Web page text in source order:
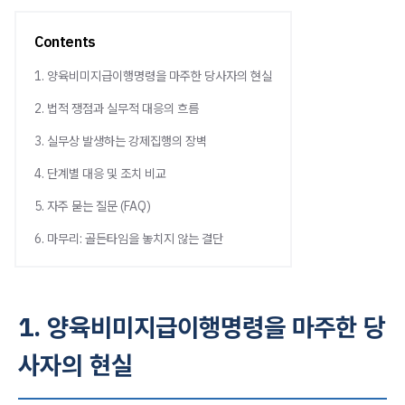
Contents
1. 양육비미지급이행명령을 마주한 당사자의 현실
2. 법적 쟁점과 실무적 대응의 흐름
3. 실무상 발생하는 강제집행의 장벽
4. 단계별 대응 및 조치 비교
5. 자주 묻는 질문 (FAQ)
6. 마무리: 골든타임을 놓치지 않는 결단
1. 양육비미지급이행명령을 마주한 당
사자의 현실